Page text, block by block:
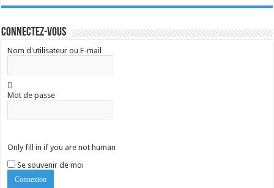
Connectez-vous
Nom d'utilisateur ou E-mail
Mot de passe
Only fill in if you are not human
Se souvenir de moi